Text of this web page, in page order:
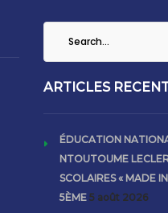
ARTICLES
ÉDUCATION
NTOUTOUME
SCOLAIRES « MADE
5ÈME 5 août 2026